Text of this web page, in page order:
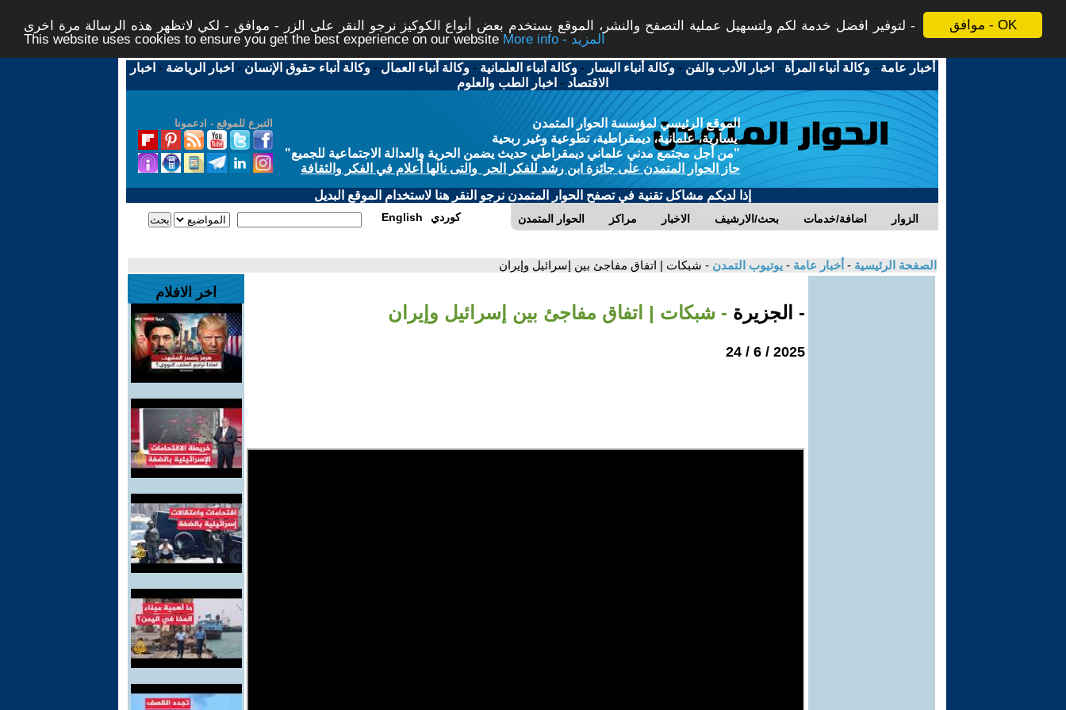
موافق - OK
لتوفير افضل خدمة لكم ولتسهيل عملية التصفح والنشر، الموقع يستخدم بعض أنواع الكوكيز نرجو النقر على الزر - موافق - لكي لاتظهر هذه الرسالة مرة اخرى -
This website uses cookies to ensure you get the best experience on our website
More info - المزيد
أخبار عامة -وكالة أنباء المرأة - اخبار الأدب والفن -وكالة أنباء اليسار -وكالة أنباء العلمانية -وكالة أنباء العمال -وكالة أنباء حقوق الإنسان - اخبار الرياضة - اخبار
الاقتصاد - اخبار الطب والعلوم
التبرع للموقع - ادعمونا
الموقع الرئيسي لمؤسسة الحوار المتمدن
يسارية، علمانية، ديمقراطية، تطوعية وغير ربحية
"من أجل مجتمع مدني علماني ديمقراطي حديث يضمن الحرية والعدالة الاجتماعية للجميع"
حاز الحوار المتمدن على جائزة ابن رشد للفكر الحر والتى نالها أعلام في الفكر والثقافة
إذا لديكم مشاكل تقنية في تصفح الحوار المتمدن نرجو النقر هنا لاستخدام الموقع البديل
الحوار المتمدن مراكز الاخبار بحث/الارشيف اضافة/خدمات الزوار English كوردي
الصفحة الرئيسية - أخبار عامة - يوتيوب التمدن - شبكات | اتفاق مفاجئ بين إسرائيل وإيران
- الجزيرة - شبكات | اتفاق مفاجئ بين إسرائيل وإيران
2025 / 6 / 24
اخر الافلام